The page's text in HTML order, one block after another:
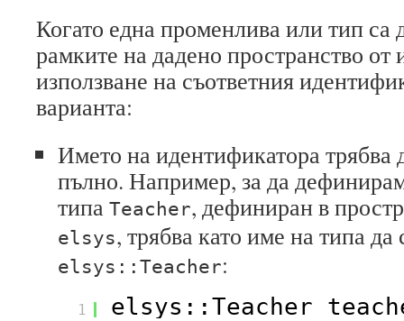
Когато една променлива или тип са
рамките на дадено пространство от
използване на съответния
варианта:
Името на идентификатора трябва
пълно. Например, за да
типа Teacher, дефиниран в
elsys, трябва като име на типа да
elsys::Teacher:
1 elsys::Teacher